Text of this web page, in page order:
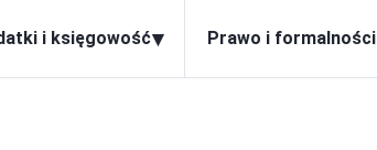
i księgowość▾ Prawo i formalności